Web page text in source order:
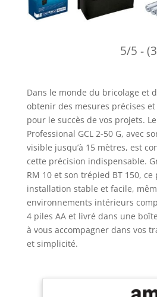
5/5 -
Dans le monde du bricolage et
obtenir des mesures précises
pour le succès de vos projets.
Professional GCL 2-50 G, avec
visible jusqu’à 15 mètres, est
cette précision indispensable.
RM 10 et son trépied BT 150,
installation stable et facile,
environnements intérieurs
4 piles AA et livré dans une
à vous accompagner dans vos
et simplicité.